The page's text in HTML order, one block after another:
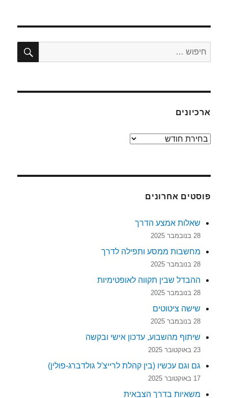
חפש:
ארכיונים
ארכיונים
פוסטים אחרונים
שאלות אמצע הדרך
28 בנובמבר 2025
מחשבות ממסע ותפילה לדרך
28 בנובמבר 2025
ההבדל שבין תקווה לאופטימיות
28 בנובמבר 2025
שישה ציטוטים
28 בנובמבר 2025
שיתוף מהשבוע, עדכון אישי ובקשה
23 באוקטובר 2025
גם וגם עכשיו (בין קהלת לרייצ'ל גולדברג-פולין)
17 באוקטובר 2025
משאיות בדרך הצבאית